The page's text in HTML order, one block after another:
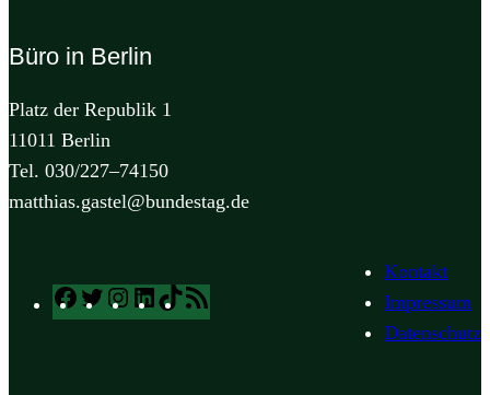
Büro in Berlin
Platz der Republik 1
11011 Berlin
Tel. 030/227–74150
matthias.gastel@bundestag.de
Facebook
TwitterInstagram
LinkedIn
TikTok
Kontakt
Impressum
Datenschutz